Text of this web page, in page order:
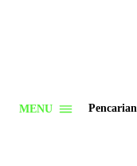
MENU Pencarian